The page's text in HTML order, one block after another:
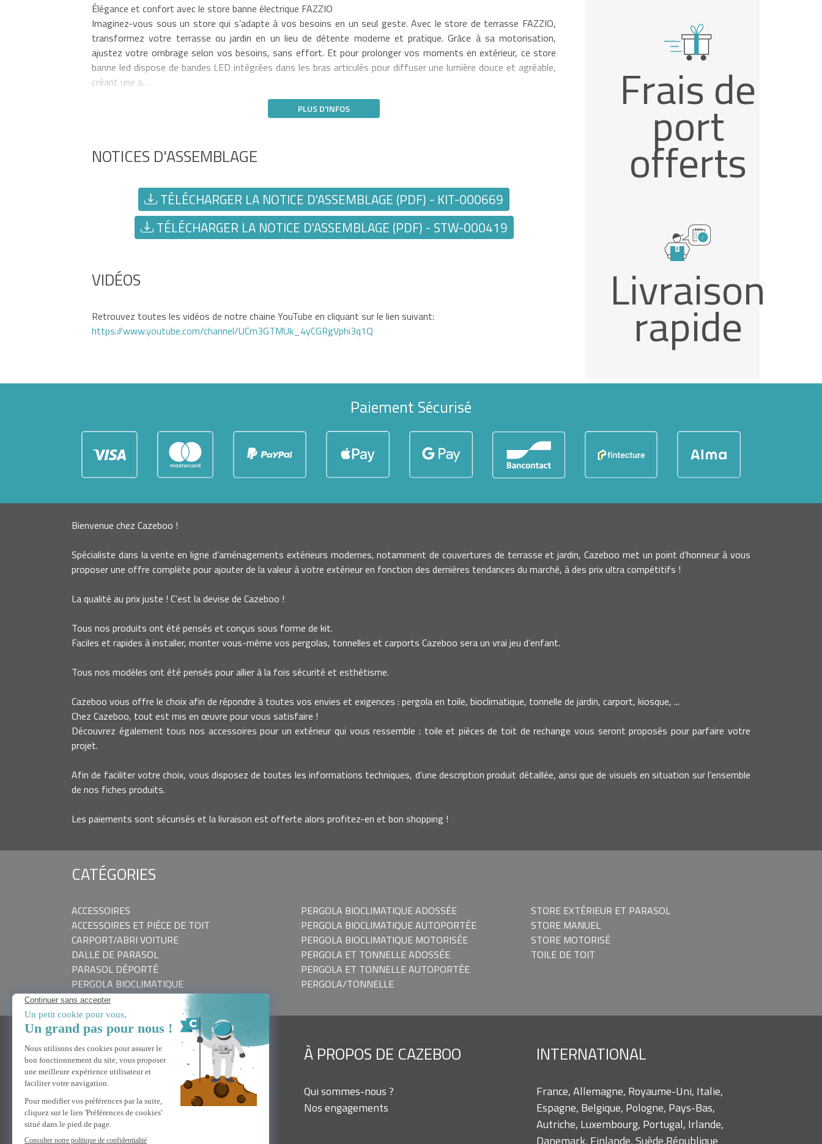
Élégance et confort avec le store banne électrique FAZZIO
Imaginez-vous sous un store qui s’adapte à vos besoins en un seul geste. Avec le store de terrasse FAZZIO,
transformez votre terrasse ou jardin en un lieu de détente moderne et pratique. Grâce à sa motorisation,
ajustez votre ombrage selon vos besoins, sans effort. Et pour prolonger vos moments en extérieur, ce store
banne led dispose de bandes LED intégrées dans les bras articulés pour diffuser une lumière douce et agréable,
créant une a…
PLUS D'INFOS
NOTICES D'ASSEMBLAGE
TÉLÉCHARGER LA NOTICE D'ASSEMBLAGE (PDF) - KIT-000669
TÉLÉCHARGER LA NOTICE D'ASSEMBLAGE (PDF) - STW-000419
VIDÉOS
Retrouvez toutes les vidéos de notre chaine YouTube en cliquant sur le lien suivant:
https://www.youtube.com/channel/UCm3GTMUk_4yCGRgVphi3q1Q
Frais de
port
offerts
Livraison
rapide
Paiement Sécurisé
Bienvenue chez Cazeboo !
Spécialiste dans la vente en ligne d’aménagements extérieurs modernes, notamment de couvertures de terrasse et jardin, Cazeboo met un point d’honneur à vous
proposer une offre complète pour ajouter de la valeur à votre extérieur en fonction des dernières tendances du marché, à des prix ultra compétitifs !
La qualité au prix juste ! C’est la devise de Cazeboo !
Tous nos produits ont été pensés et conçus sous forme de kit.
Faciles et rapides à installer, monter vous-même vos pergolas, tonnelles et carports Cazeboo sera un vrai jeu d’enfant.
Tous nos modèles ont été pensés pour allier à la fois sécurité et esthétisme.
Cazeboo vous offre le choix afin de répondre à toutes vos envies et exigences : pergola en toile, bioclimatique, tonnelle de jardin, carport, kiosque, ...
Chez Cazeboo, tout est mis en œuvre pour vous satisfaire !
Découvrez également tous nos accessoires pour un extérieur qui vous ressemble : toile et pièces de toit de rechange vous seront proposés pour parfaire votre
projet.
Afin de faciliter votre choix, vous disposez de toutes les informations techniques, d’une description produit détaillée, ainsi que de visuels en situation sur l’ensemble
de nos fiches produits.
Les paiements sont sécurisés et la livraison est offerte alors profitez-en et bon shopping !
CATÉGORIES
ACCESSOIRES
ACCESSOIRES ET PIÈCE DE TOIT
CARPORT/ABRI VOITURE
DALLE DE PARASOL
PARASOL DÉPORTÉ
PERGOLA BIOCLIMATIQUE
PERGOLA BIOCLIMATIQUE ADOSSÉE
PERGOLA BIOCLIMATIQUE AUTOPORTÉE
PERGOLA BIOCLIMATIQUE MOTORISÉE
PERGOLA ET TONNELLE ADOSSÉE
PERGOLA ET TONNELLE AUTOPORTÉE
PERGOLA/TONNELLE
STORE EXTÉRIEUR ET PARASOL
STORE MANUEL
STORE MOTORISÉ
TOILE DE TOIT
BESOIN D'AIDE
Nous contacter
FAQ
À PROPOS DE CAZEBOO
Qui sommes-nous ?
Nos engagements
INTERNATIONAL
France, Allemagne, Royaume-Uni, Italie,
Espagne, Belgique, Pologne, Pays-Bas,
Autriche, Luxembourg, Portugal, Irlande,
Danemark, Finlande, Suède,République